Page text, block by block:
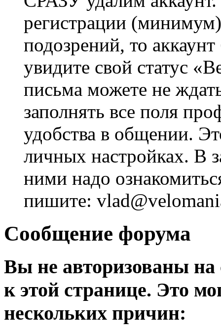
регистрации
подозрений, то
увидите свой статус
письма можете не
заполнять все поля
удобства в общении.
личных настройках. В
ними надо
пишите:
Сообщение форума
Вы не авторизованы на
к этой странице. Это
нескольких причин: